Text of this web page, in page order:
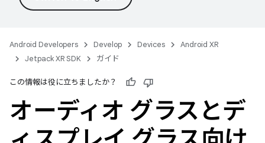
Android Developers Develop Devices
Android XR
Jetpack XR SDK
ガイド
この情報は役に立ちましたか？
オーディオ グラスとデ